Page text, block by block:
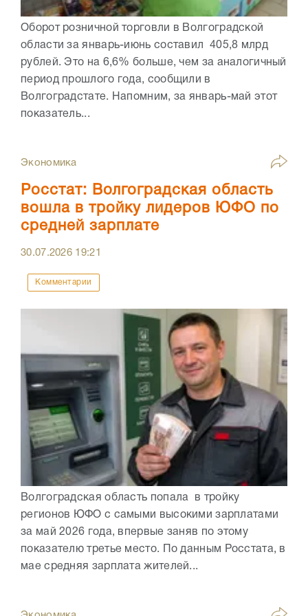
Оборот розничной торговли в Волгоградской
области за январь-июнь составил 405,8 млрд
рублей. Это на 6,6% больше, чем за аналогичный
период прошлого года, сообщили в
Волгоградстате. Напомним, за январь-май этот
показатель...
Экономика
Росстат: Волгоградская область
вошла в тройку лидеров ЮФО по
средней зарплате
30.07.2026 19:21
Комментарии
Волгоградская область попала в тройку
регионов ЮФО с самыми высокими зарплатами
за май 2026 года, впервые заняв по этому
показателю третье место. По данным Росстата, в
мае средняя зарплата жителей...